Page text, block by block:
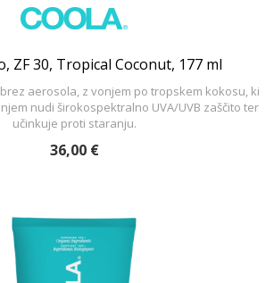
ZF 30, Tropical Coconut, 177 ml
aerosola, z vonjem po tropskem kokosu, ki
nudi širokospektralno UVA/UVB zaščito ter
učinkuje proti staranju.
36,00 €